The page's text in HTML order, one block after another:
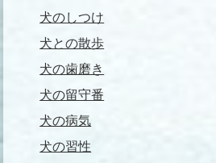
犬のしつけ
犬との散歩
犬の歯磨き
犬の留守番
犬の病気
犬の習性